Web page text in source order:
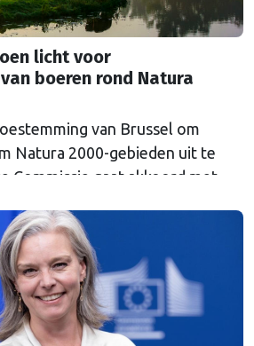
licht voor
boeren rond Natura
van Brussel om
Natura 2000-gebieden uit te
Commissie gaat akkoord met